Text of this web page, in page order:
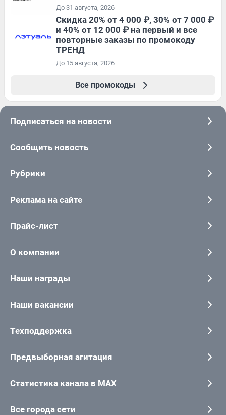
До 31 августа, 2026
Скидка 20% от 4 000 ₽, 30% от 7 000 ₽
и 40% от 12 000 ₽ на первый и все
повторные заказы по промокоду
ТРЕНД
До 15 августа, 2026
Все промокоды
Подписаться на новости
Сообщить новость
Рубрики
Реклама на сайте
Прайс-лист
О компании
Наши награды
Наши вакансии
Техподдержка
Предвыборная агитация
Статистика канала в MAX
Все города сети